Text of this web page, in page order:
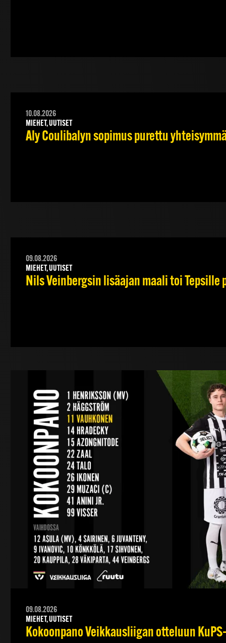
10.08.2026
MIEHET, UUTISET
Aly Coulibalyn sopimus purettu
09.08.2026
MIEHET, UUTISET
Nils Veinbergsin lisäajan maali toi Tepsille
09.08.2026
MIEHET, UUTISET
Kokoonpano Veikkausliigan otteluun